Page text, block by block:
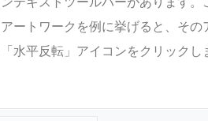
ートワークを例に挙げると、そ
水平反転」アイコンをクリック